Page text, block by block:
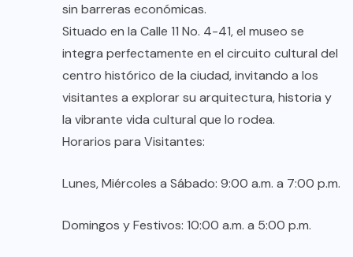
sin barreras económicas.
Situado en la Calle 11 No. 4-41, el museo se
integra perfectamente en el circuito cultural del
centro histórico de la ciudad, invitando a los
visitantes a explorar su arquitectura, historia y
la vibrante vida cultural que lo rodea.
Horarios para Visitantes:
Lunes, Miércoles a Sábado: 9:00 a.m. a 7:00 p.m.
Domingos y Festivos: 10:00 a.m. a 5:00 p.m.